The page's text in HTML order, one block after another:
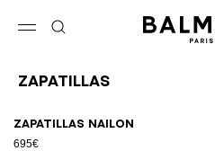
Zapatillas
Zapatillas nailon
695€